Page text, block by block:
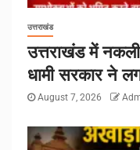
उत्तराखंड
उत्तराखंड में
धामी सरकार ने
August 7, 2026